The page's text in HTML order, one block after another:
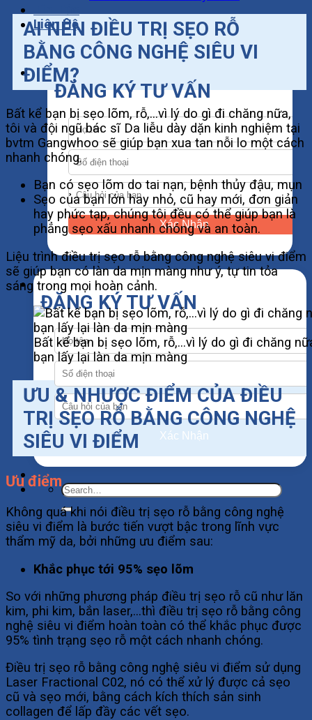
Liên Hệ
ĐĂNG KÝ TƯ VẤN
Xác Nhận
ĐĂNG KÝ TƯ VẤN
Xác Nhận
AI NÊN ĐIỀU TRỊ SẸO RỖ
BẰNG CÔNG NGHỆ SIÊU VI
ĐIỂM?
Bất kể bạn bị sẹo lõm, rỗ,…vì lý do gì đi chăng nữa,
tôi và đội ngũ bác sĩ Da liễu dày dặn kinh nghiệm tại
bvtm Gangwhoo sẽ giúp bạn xua tan nỗi lo một cách
nhanh chóng.
Bạn có sẹo lõm do tai nạn, bệnh thủy đậu, mụn
Sẹo của bạn lớn hay nhỏ, cũ hay mới, đơn giản
hay phức tạp, chúng tôi đều có thể giúp bạn là
phẳng sẹo xấu nhanh chóng và an toàn.
Liệu trình điều trị sẹo rỗ bằng công nghệ siêu vi điểm
sẽ giúp bạn có làn da mịn màng như ý, tự tin tỏa
sáng trong mọi hoàn cảnh.
Bất kể bạn bị sẹo lõm, rỗ,…vì lý do gì đi chăng
bạn lấy lại làn da mịn màng
ƯU & NHƯỢC ĐIỂM CỦA ĐIỀU
TRỊ SẸO RỖ BẰNG CÔNG NGHỆ
SIÊU VI ĐIỂM
Ưu điểm
Không quá khi nói điều trị sẹo rỗ bằng công nghệ
siêu vi điểm là bước tiến vượt bậc trong lĩnh vực
thẩm mỹ da, bởi những ưu điểm sau:
Khắc phục tới 95% sẹo lõm
So với những phương pháp điều trị sẹo rỗ cũ như lăn
kim, phi kim, bắn laser,…thì điều trị sẹo rỗ bằng công
nghệ siêu vi điểm hoàn toàn có thể khắc phục được
95% tình trạng sẹo rỗ một cách nhanh chóng.
Điều trị sẹo rỗ bằng công nghệ siêu vi điểm sử dụng
Laser Fractional C02, nó có thể xử lý được cả sẹo
cũ và sẹo mới, bằng cách kích thích sản sinh
collagen để lấp đầy các vết sẹo.